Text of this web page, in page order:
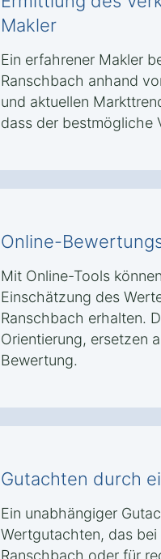
Makler
Ein erfahrener Makler
Ranschbach anhand
und aktuellen
dass der bestmögliche
Online-
Mit Online-Tools
Einschätzung des
Ranschbach erhalten.
Orientierung, ersetzen
Bewertung.
Gutachten durch
Ein unabhängiger
Wertgutachten, das
Ranschbach oder für